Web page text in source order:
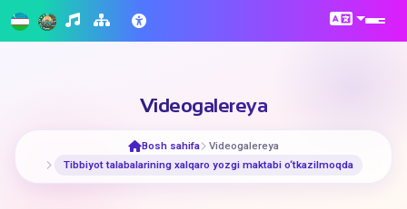
Videogalereya
Bosh sahifa
Videogalereya
Tibbiyot talabalarining xalqaro yozgi maktabi o‘tkazilmoqda